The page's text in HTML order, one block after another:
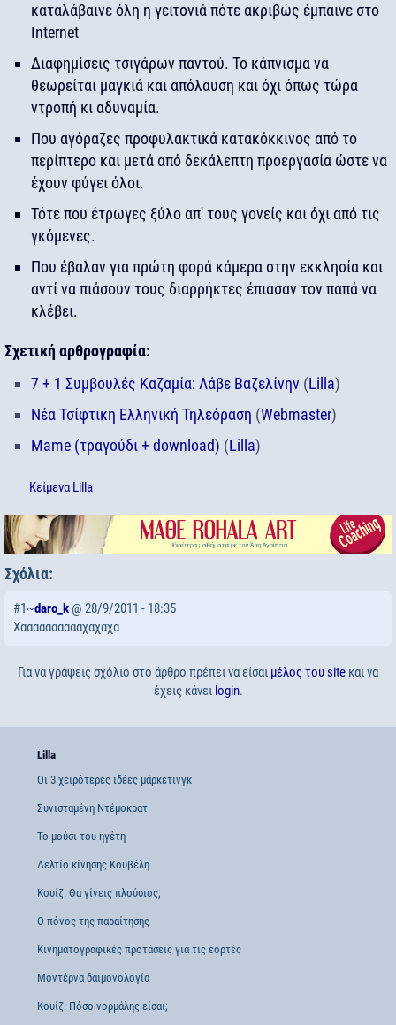
καταλάβαινε όλη η γειτονιά πότε ακριβώς έμπαινε στο
Internet
Διαφημίσεις τσιγάρων παντού. Το κάπνισμα να
θεωρείται μαγκιά και απόλαυση και όχι όπως τώρα
ντροπή κι αδυναμία.
Που αγόραζες προφυλακτικά κατακόκκινος από το
περίπτερο και μετά από δεκάλεπτη προεργασία ώστε να
έχουν φύγει όλοι.
Τότε που έτρωγες ξύλο απ' τους γονείς και όχι από τις
γκόμενες.
Που έβαλαν για πρώτη φορά κάμερα στην εκκλησία και
αντί να πιάσουν τους διαρρήκτες έπιασαν τον παπά να
κλέβει.
Σχετική αρθρογραφία:
7 + 1 Συμβουλές Καζαμία: Λάβε Βαζελίνην (Lilla)
Νέα Τσίφτικη Ελληνική Τηλεόραση (Webmaster)
Mame (τραγούδι + download) (Lilla)
Κείμενα Lilla
Σχόλια:
#1~daro_k@ 28/9/2011 - 18:35
Χααααααααααχαχαχα
Για να γράψεις σχόλιο στο άρθρο πρέπει να είσαι μέλος του site και να
έχεις κάνει login.
Lilla
Οι 3 χειρότερες ιδέες μάρκετινγκ
Συνισταμένη Ντέμοκρατ
Το μούσι του ηγέτη
Δελτίο κίνησης Κουβέλη
Κουίζ: Θα γίνεις πλούσιος;
Ο πόνος της παραίτησης
Κινηματογραφικές προτάσεις για τις εορτές
Μοντέρνα δαιμονολογία
Κουίζ: Πόσο νορμάλης είσαι;